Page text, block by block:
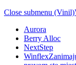
Close submenu (Vinil)
Aurora
Berry Alloc
NextStep
Winflex